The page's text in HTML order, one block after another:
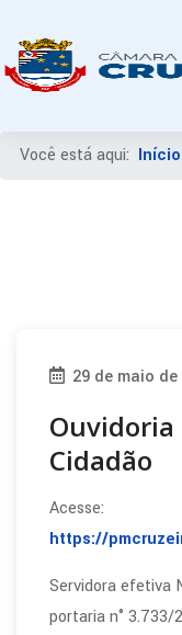
Você está aqui: Início
29 de maio de
Cidadão
Acesse:
https://
Servidora efetiva
portaria n° 3.733/